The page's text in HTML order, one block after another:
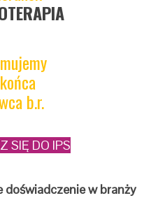
b.r.
SIĘ DO IPS
w branży